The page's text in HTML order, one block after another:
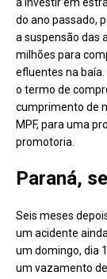
do ano passado,
a suspensão das
milhões para
efluentes na
o termo de
cumprimento de
MPF, para uma
promotoria.
Paraná,
Seis meses
um acidente
um domingo, dia
um vazamento